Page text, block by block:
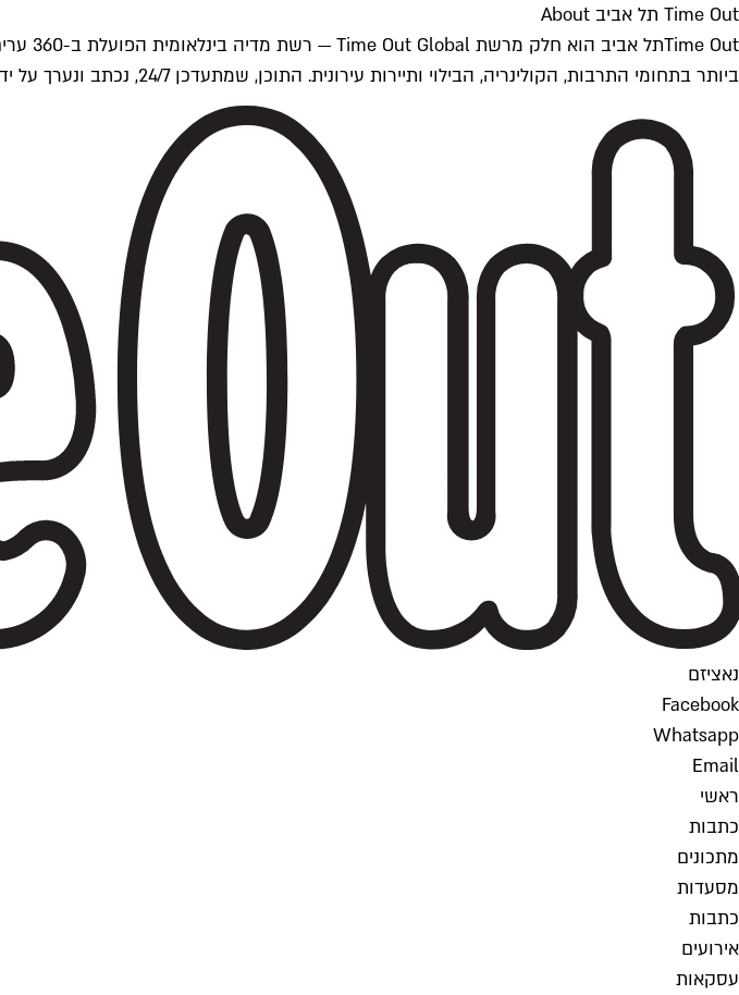
Time Out תל אביב About
ביותר בתחומי התרבות, הקולינריה, הבילוי ותיירות עירונית. התוכן, שמתעדכן 24/7, נכתב ונערך על ידי צוות עיתונאים מקצועי מקומי בישראל, בהתאם לסטנדרטים של Time Out העולמית.
נאציזם
Facebook
Whatsapp
Email
ראשי
כתבות
מתכונים
מסעדות
כתבות
אירועים
עסקאות